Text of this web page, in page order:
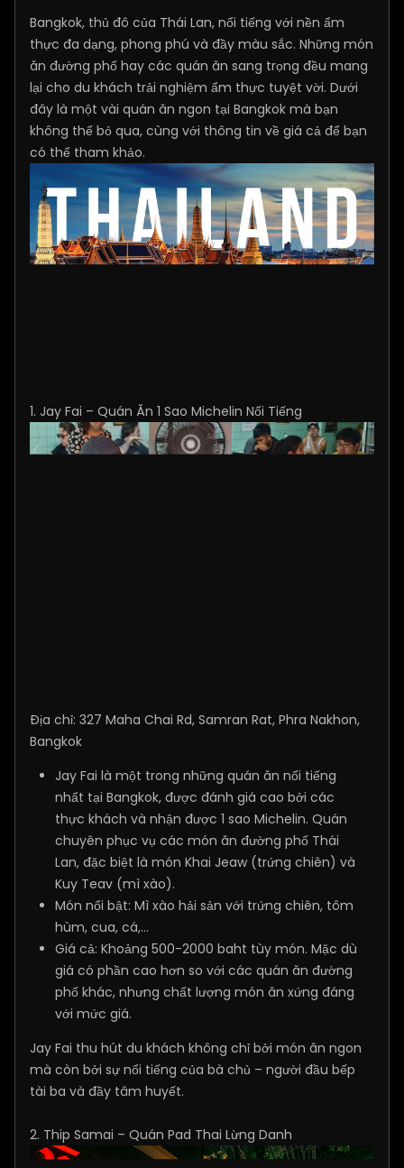
Bangkok, thủ đô của Thái Lan, nổi tiếng với nền ẩm
thực đa dạng, phong phú và đầy màu sắc. Những món
ăn đường phố hay các quán ăn sang trọng đều mang
lại cho du khách trải nghiệm ẩm thực tuyệt vời. Dưới
đây là một vài quán ăn ngon tại Bangkok mà bạn
không thể bỏ qua, cùng với thông tin về giá cả để bạn
có thể tham khảo.
1. Jay Fai – Quán Ăn 1 Sao Michelin Nổi Tiếng
Địa chỉ: 327 Maha Chai Rd, Samran Rat, Phra Nakhon,
Bangkok
Jay Fai là một trong những quán ăn nổi tiếng
nhất tại Bangkok, được đánh giá cao bởi các
thực khách và nhận được 1 sao Michelin. Quán
chuyên phục vụ các món ăn đường phố Thái
Lan, đặc biệt là món Khai Jeaw (trứng chiên) và
Kuy Teav (mì xào).
Món nổi bật: Mì xào hải sản với trứng chiên, tôm
hùm, cua, cá,…
Giá cả: Khoảng 500-2000 baht tùy món. Mặc dù
giá có phần cao hơn so với các quán ăn đường
phố khác, nhưng chất lượng món ăn xứng đáng
với mức giá.
Jay Fai thu hút du khách không chỉ bởi món ăn ngon
mà còn bởi sự nổi tiếng của bà chủ – người đầu bếp
tài ba và đầy tâm huyết.
2. Thip Samai – Quán Pad Thai Lừng Danh